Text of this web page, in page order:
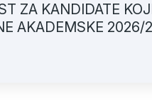
ZA KANDIDATE
AKADEMSKE 2026/